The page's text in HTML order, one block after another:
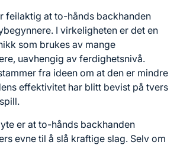
feilaktig at to-hånds backhanden
I virkeligheten er det en
som brukes av mange
uavhengig av ferdighetsnivå.
fra ideen om at den er mindre
effektivitet har blitt bevist på tvers
er at to-hånds backhanden
evne til å slå kraftige slag. Selv om